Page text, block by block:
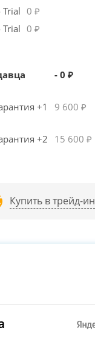
0 ₽
0 ₽
- 0 ₽
+1
9 600 ₽
+2
15 600 ₽
Купить в трейд-ин